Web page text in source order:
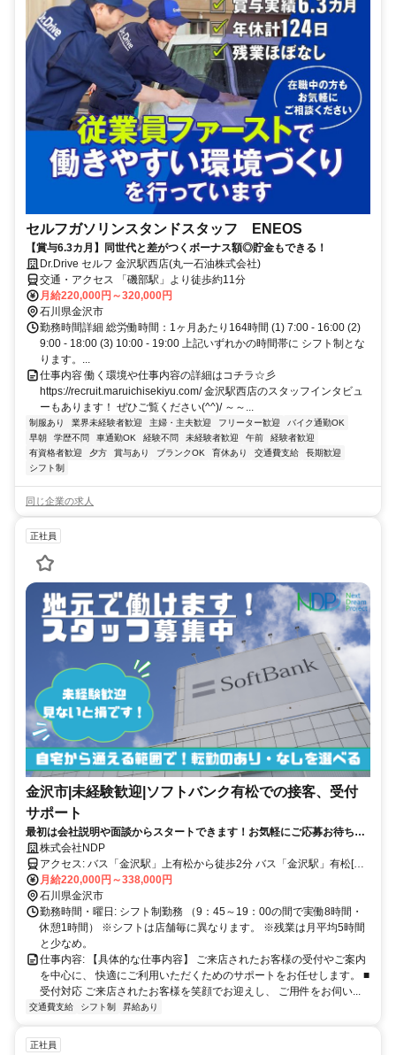
セルフガソリンスタンドスタッフ ENEOS
【賞与6.3カ月】同世代と差がつくボーナス額◎貯金もできる！
Dr.Drive セルフ 金沢駅西店(丸一石油株式会社)
交通・アクセス 「磯部駅」より徒歩約11分
月給220,000円～320,000円
石川県金沢市
勤務時間詳細 総労働時間：1ヶ月あたり164時間 (1) 7:00 - 16:00 (2)
9:00 - 18:00 (3) 10:00 - 19:00 上記いずれかの時間帯に シフト制とな
ります。...
仕事内容 働く環境や仕事内容の詳細はコチラ☆彡
https://recruit.maruichisekiyu.com/ 金沢駅西店のスタッフインタビュ
ーもあります！ ぜひご覧ください(^^)/ ～～...
制服あり 業界未経験者歓迎 主婦・主夫歓迎 フリーター歓迎
バイク通勤OK
早朝
学歴不問 車通勤OK 経験不問 未経験者歓迎 午前
経験者歓迎
有資格者歓迎
夕方 賞与あり ブランクOK 育休あり 交通費支給
長期歓迎
シフト制
同じ企業の求人
正社員
金沢市|未経験歓迎|ソフトバンク有松での接客、受付
サポート
最初は会社説明や面談からスタートできます！お気軽にご応募お待ちし
ております！
株式会社NDP
アクセス: バス「金沢駅」上有松から徒歩2分 バス「金沢駅」有松[泉
ヶ丘]から徒歩8分 バス「金沢駅」泉ヶ丘高校前から徒歩11分 バス
「金沢駅」泉新町から徒歩17分
月給220,000円～338,000円
石川県金沢市
勤務時間・曜日: シフト制勤務 （9：45～19：00の間で実働8時間・
休憩1時間） ※シフトは店舗毎に異なります。 ※残業は月平均5時間
と少なめ。
仕事内容: 【具体的な仕事内容】 ご来店されたお客様の受付やご案内
を中心に、 快適にご利用いただくためのサポートをお任せします。 ■
受付対応 ご来店されたお客様を笑顔でお迎えし、 ご用件をお伺い...
交通費支給 シフト制 昇給あり
正社員